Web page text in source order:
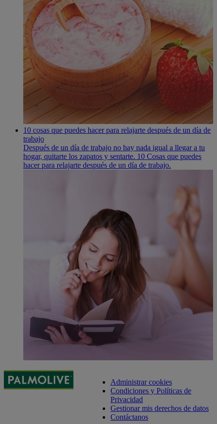
10 cosas que puedes hacer para relajarte después de un día de
trabajo
Después de un día de trabajo no hay nada igual a llegar a tu
hogar, quitarte los zapatos y sentarte. 10 Cosas que puedes
hacer para relajarte después de un día de trabajo.
Administrar cookies
Condiciones y Políticas de
Privacidad
Gestionar mis derechos de datos
Contáctanos